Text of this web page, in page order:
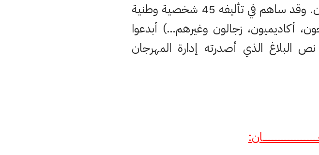
المهرجان الوطني للفيلم القصير هواة بشفشاون. وقد ساهم في تأليفه 45 شخصية وطنية
أكاديميون، زجالون وغيرهم…) أبدعوا
الذي أصدرته إدارة المهرجان